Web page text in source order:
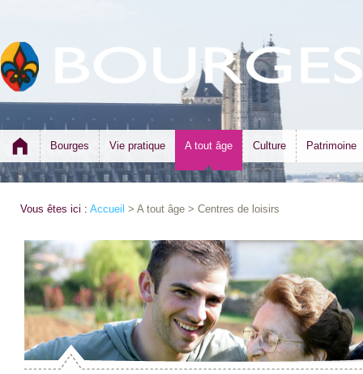
Bourges Vie pratique A tout âge Culture Patrimoine
Vous êtes ici : Accueil > A tout âge > Centres de loisirs